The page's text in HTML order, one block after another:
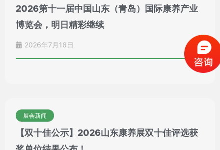
2026第十一届中国山东（青岛）国际康养产业
博览会，明日精彩继续
2026年7月16日
展会新闻
【双十佳公示】2026山东康养展双十佳评选获